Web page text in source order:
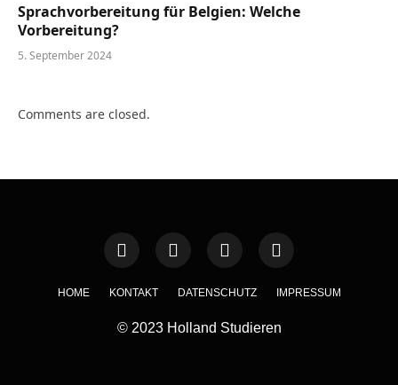
Sprachvorbereitung für Belgien: Welche
Vorbereitung?
5. September 2024
Comments are closed.
HOME KONTAKT DATENSCHUTZ IMPRESSUM
© 2023 Holland Studieren